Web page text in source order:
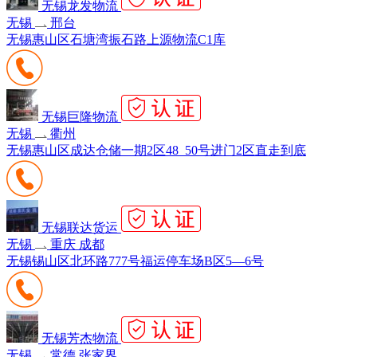
无锡龙发物流
无锡
邢台
无锡惠山区石塘湾振石路上源物流C1库
无锡巨隆物流
无锡
衢州
无锡惠山区成达仓储一期2区48_50号进门2区直走到底
无锡联达货运
无锡
重庆 成都
无锡锡山区北环路777号福运停车场B区5—6号
无锡芳杰物流